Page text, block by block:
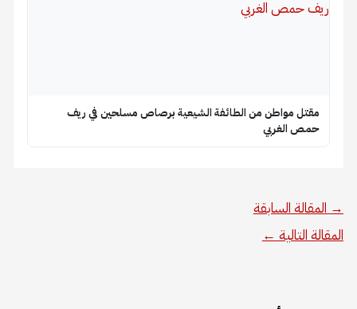
مقتل مواطن من الطائفة الشيعية برصاص مسلحين في ريف
حمص الغربي
→ المقالة السابقة
المقالة التالية ←